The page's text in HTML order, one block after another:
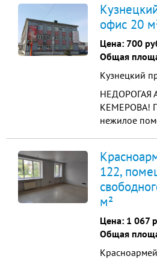
офис 20
Цена: 700
Общая
Кузнецкий
НЕДОРОГАЯ
КЕМЕРОВА!
нежилое
города на
15, через
На
бесплатная
122,
м²
Цена: 1 067
Общая